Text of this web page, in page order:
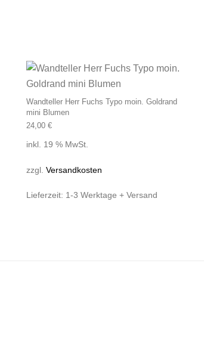
Wandteller Herr Fuchs Typo moin. Goldrand
mini Blumen
24,00 €
inkl. 19 % MwSt.
zzgl. Versandkosten
Lieferzeit: 1-3 Werktage + Versand